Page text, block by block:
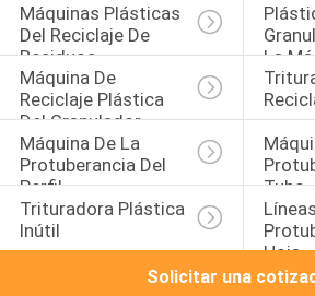
Máquinas Plásticas
Del Reciclaje De
Residuos
La
Máquina De
Reciclaje Plástica
Del Granulador
Máquina De La
Protuberancia Del
Perfil
Tubo
Trituradora Plástica
Inútil
Hoja
Solicitar una